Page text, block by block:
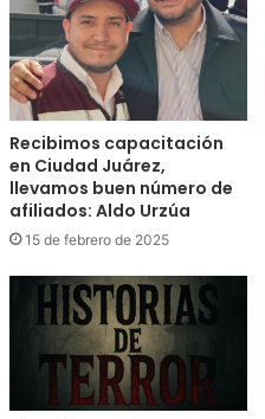
Recibimos capacitación
en Ciudad Juárez,
llevamos buen número de
afiliados: Aldo Urzúa
15 de febrero de 2025